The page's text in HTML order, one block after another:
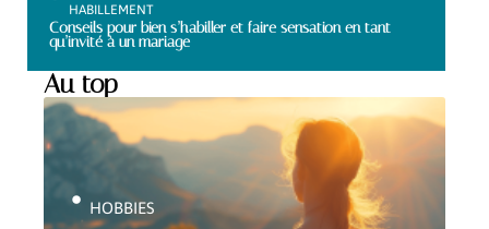
HABILLEMENT
Conseils pour bien s’habiller et faire sensation en tant
qu’invité à un mariage
Au top
HOBBIES